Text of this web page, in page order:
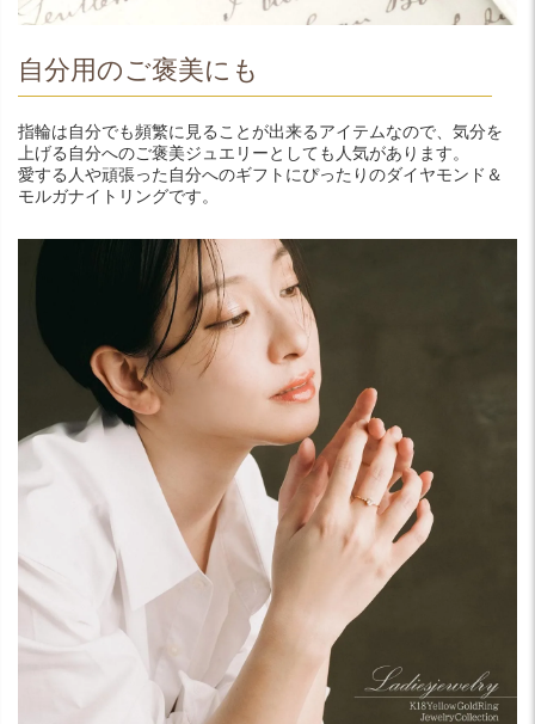
自分用のご褒美にも
指輪は自分でも頻繁に見ることが出来るアイテムなので、気分を
上げる自分へのご褒美ジュエリーとしても人気があります。
愛する人や頑張った自分へのギフトにぴったりのダイヤモンド＆
モルガナイトリングです。